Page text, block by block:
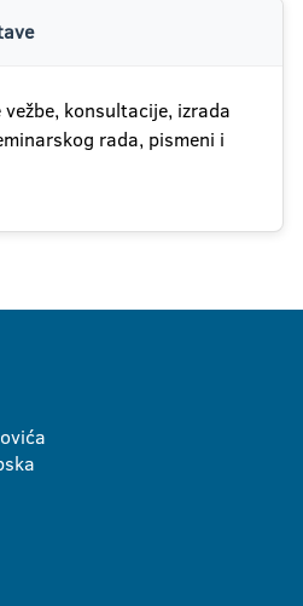
konsultacije, izrada
rada, pismeni i